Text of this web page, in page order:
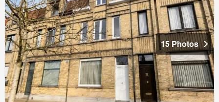
15 Photos